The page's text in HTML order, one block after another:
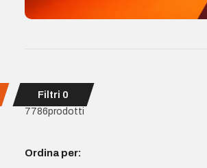
Filtri 0
7786prodotti
Ordina per: